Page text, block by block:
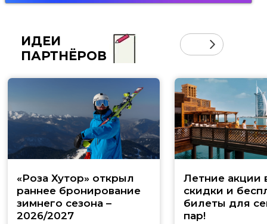
ИДЕИ
ПАРТНЁРОВ
«Роза Хутор» открыл
раннее бронирование
зимнего сезона –
2026/2027
Летние акции
скидки и
билеты для
пар!